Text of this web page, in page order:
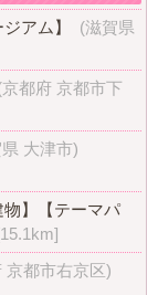
ジアム】
(滋賀県
京都府 京都市下
大津市)
物】
【テーマパ
京都市右京区)